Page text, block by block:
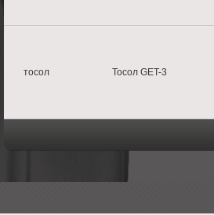
тосол Тосол GET-3